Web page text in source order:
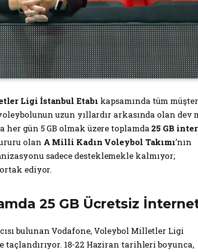
Ligi İstanbul Etabı kapsamında tüm
uzun yıllardır arkasında olan dev
her gün 5 GB olmak üzere toplamda 25 GB
olan A Milli Kadın Voleybol Takımı’nın
sadece desteklemekle kalmıyor;
ortak ediyor.
25 GB Ücretsiz
bulunan Vodafone, Voleybol Milletler Ligi
taçlandırıyor. 18-22 Haziran tarihleri boyunca,